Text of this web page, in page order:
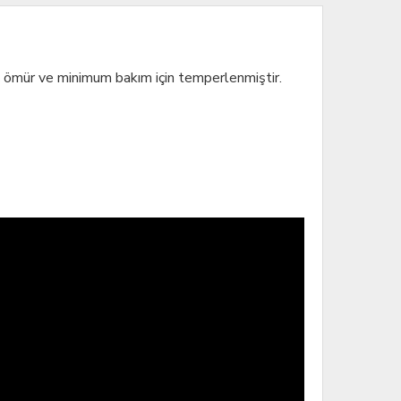
ve minimum bakım için temperlenmiştir.